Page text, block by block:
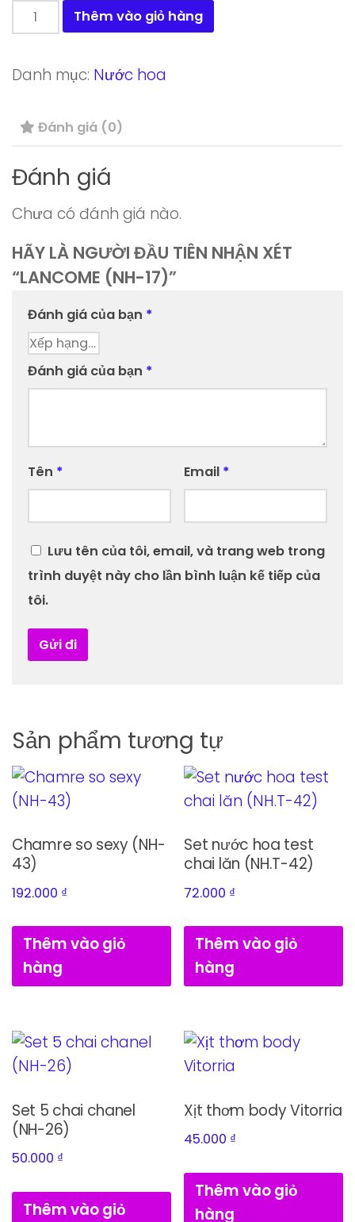
Lancome
(NH-
số
Thêm vào giỏ hàng
Danh mục: Nước hoa
Đánh giá (0)
Đánh giá
Chưa có đánh giá nào.
HÃY LÀ NGƯỜI ĐẦU TIÊN NHẬN XÉT
“LANCOME (NH-17)”
Đánh giá của bạn *
Đánh giá của bạn *
Tên * Email *
Lưu tên của tôi, email, và trang web trong
trình duyệt này cho lần bình luận kế tiếp của
tôi.
Sản phẩm tương tự
Chamre so sexy (NH-
43)
192.000 ₫
Thêm vào giỏ
hàng
Set nước hoa test
chai lăn (NH.T-42)
72.000 ₫
Thêm vào giỏ
hàng
Set 5 chai chanel
(NH-26)
50.000 ₫
Thêm vào giỏ
Xịt thơm body Vitorria
45.000 ₫
Thêm vào giỏ
hàng